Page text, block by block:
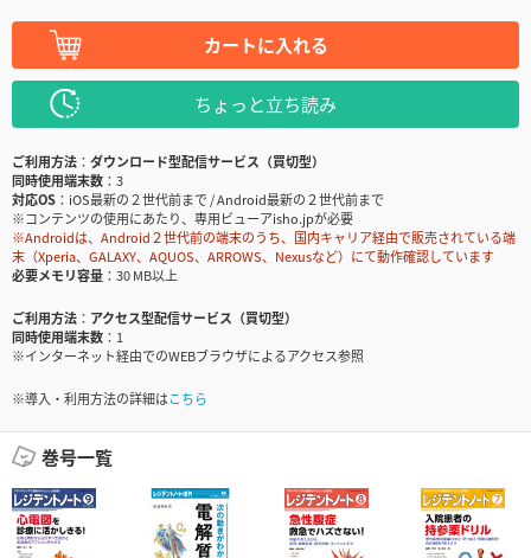
カートに入れる
ちょっと立ち読み
ご利用方法
ダウンロード型配信サービス（買切型）
同時使用端末数
3
対応OS
iOS最新の２世代前まで / Android最新の２世代前まで
※コンテンツの使用にあたり、専用ビューアisho.jpが必要
※Androidは、Android２世代前の端末のうち、国内キャリア経由で販売されている端
末（Xperia、GALAXY、AQUOS、ARROWS、Nexusなど）にて動作確認しています
必要メモリ容量
30 MB以上
ご利用方法
アクセス型配信サービス（買切型）
同時使用端末数
1
※インターネット経由でのWEBブラウザによるアクセス参照
※導入・利用方法の詳細はこちら
巻号一覧